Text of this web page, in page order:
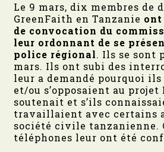
Le 9 mars, dix membres de
GreenFaith en Tanzanie ont
de convocation du
leur ordonnant de se
police régional. Ils se sont
mars. Ils ont subi des
leur a demandé pourquoi
et/ou s’opposaient au projet
soutenait et s’ils
travaillaient avec certains
société civile tanzanienne.
téléphones leur ont été